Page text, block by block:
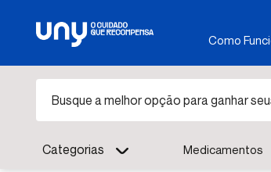
Como
Categorias Medicamentos